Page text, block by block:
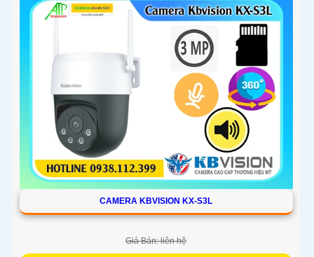
CAMERA KBVISION KX-S3L
Giá Bán: liên hệ